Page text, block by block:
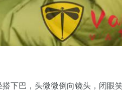
下巴，头微微倒向镜头，闭眼